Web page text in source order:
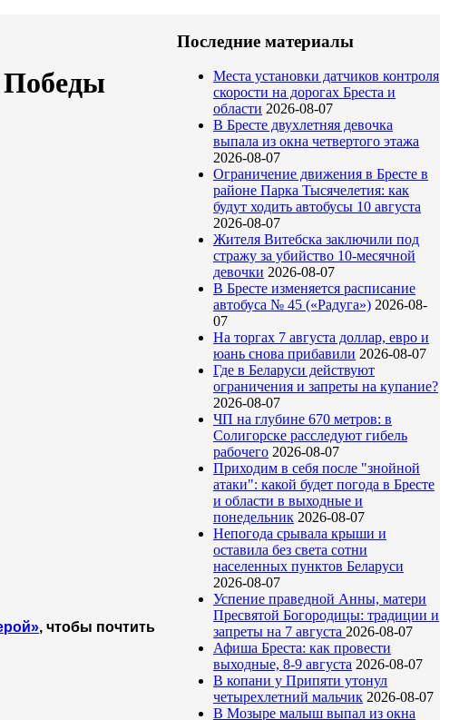
Победы
, чтобы почтить
Последние материалы
Места установки датчиков контроля
скорости на дорогах Бреста и
области 2026-08-07
В Бресте двухлетняя девочка
выпала из окна четвертого этажа
2026-08-07
Ограничение движения в Бресте в
районе Парка Тысячелетия: как
будут ходить автобусы 10 августа
2026-08-07
Жителя Витебска заключили под
стражу за убийство 10-месячной
девочки 2026-08-07
В Бресте изменяется расписание
автобуса № 45 («Радуга») 2026-08-
07
На торгах 7 августа доллар, евро и
юань снова прибавили 2026-08-07
Где в Беларуси действуют
ограничения и запреты на купание?
2026-08-07
ЧП на глубине 670 метров: в
Солигорске расследуют гибель
рабочего 2026-08-07
Приходим в себя после "знойной
атаки": какой будет погода в Бресте
и области в выходные и
понедельник 2026-08-07
Непогода срывала крыши и
оставила без света сотни
населенных пунктов Беларуси
2026-08-07
Успение праведной Анны, матери
Пресвятой Богородицы: традиции и
запреты на 7 августа 2026-08-07
Афиша Бреста: как провести
выходные, 8-9 августа 2026-08-07
В копани у Припяти утонул
четырехлетний мальчик 2026-08-07
В Мозыре малыш выпал из окна